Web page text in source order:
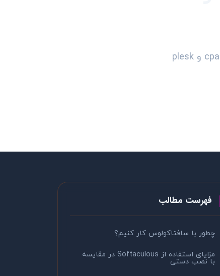
Softaculous پلاگینی برای نصب و راه اندازی سیستم های مدیریت محتوا است که قابل نصب روی cpanel و plesk
فهرست مطالب
چطور با سافتاکولوس کار کنیم؟
مزایای استفاده از Softaculous در مقایسه
با نصب دستی